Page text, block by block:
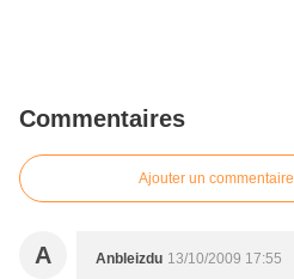
Commentaires
Ajouter un commentaire
A Anbleizdu 13/10/2009 17:55